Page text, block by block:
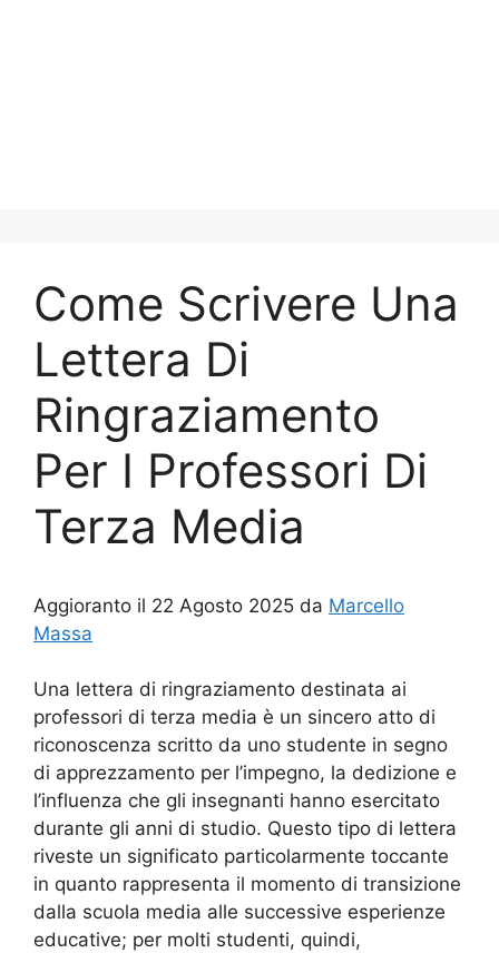
Come Scrivere Una
Lettera Di
Ringraziamento
Per I Professori Di
Terza Media
Aggioranto il 22 Agosto 2025 da Marcello
Massa
Una lettera di ringraziamento destinata ai
professori di terza media è un sincero atto di
riconoscenza scritto da uno studente in segno
di apprezzamento per l’impegno, la dedizione e
l’influenza che gli insegnanti hanno esercitato
durante gli anni di studio. Questo tipo di lettera
riveste un significato particolarmente toccante
in quanto rappresenta il momento di transizione
dalla scuola media alle successive esperienze
educative; per molti studenti, quindi,